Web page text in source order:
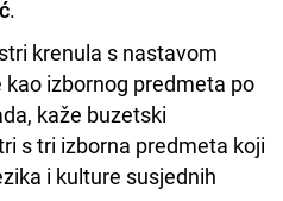
.
krenula s nastavom
izbornog predmeta po
kaže buzetski
s tri izborna predmeta koji
i kulture susjednih